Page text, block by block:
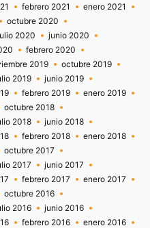
febrero 2021
enero 2021
octubre 2020
2020
junio 2020
febrero 2020
2019
octubre 2019
2019
junio 2019
febrero 2019
enero 2019
octubre 2018
2018
junio 2018
febrero 2018
enero 2018
octubre 2017
2017
junio 2017
febrero 2017
enero 2017
octubre 2016
2016
junio 2016
febrero 2016
enero 2016